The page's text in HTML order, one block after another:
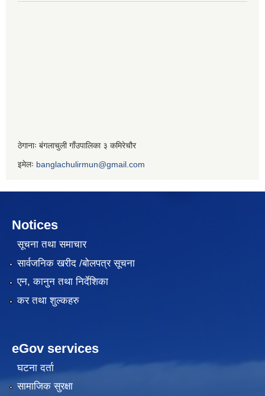
ठेगानाः बंगलाचुली गाँउपालिका ३ कमिरेचौर
इमेलः banglachulirmun@gmail.com
Notices
सूचना तथा समाचार
सार्वजनिक खरीद /बोलपत्र सूचना
एन, कानुन तथा निर्देशिका
कर तथा शुल्कहरु
eGov services
घटना दर्ता
सामाजिक सुरक्षा